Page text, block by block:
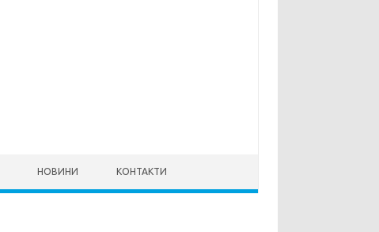
НОВИНИ КОНТАКТИ